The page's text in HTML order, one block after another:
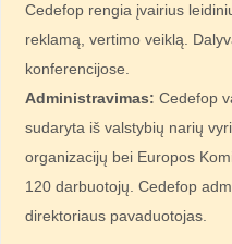
Cedefop rengia įvairius
reklamą, vertimo veiklą.
konferencijose.
Administravimas: Cedefop
sudaryta iš valstybių narių
organizacijų bei Europos
120 darbuotojų. Cedefop
direktoriaus pavaduotojas.